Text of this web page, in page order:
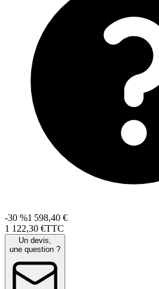
-30 %1 598,40 €
1 122,30 €TTC
Un devis,
une question ?